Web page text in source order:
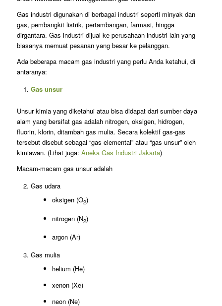
Gas industri digunakan di berbagai industri seperti minyak dan
gas, pembangkit listrik, pertambangan, farmasi, hingga
dirgantara. Gas industri dijual ke perusahaan industri lain yang
biasanya memuat pesanan yang besar ke pelanggan.
Ada beberapa macam gas industri yang perlu Anda ketahui, di
antaranya:
Gas unsur
Unsur kimia yang diketahui atau bisa didapat dari sumber daya
alam yang bersifat gas adalah nitrogen, oksigen, hidrogen,
fluorin, klorin, ditambah gas mulia. Secara kolektif gas-gas
tersebut disebut sebagai “gas elemental” atau “gas unsur” oleh
kimiawan. (Lihat juga: Aneka Gas Industri Jakarta)
Macam-macam gas unsur adalah
Gas udara
oksigen (O2)
nitrogen (N2)
argon (Ar)
Gas mulia
helium (He)
xenon (Xe)
neon (Ne)